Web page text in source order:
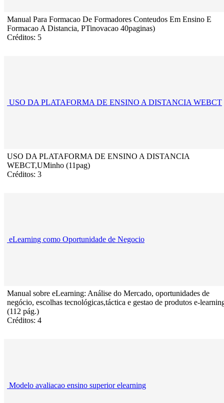
Manual Para Formacao De Formadores Conteudos Em Ensino E
Formacao A Distancia, PTinovacao 40paginas)
Créditos: 5
USO DA PLATAFORMA DE ENSINO A DISTANCIA WEBCT
USO DA PLATAFORMA DE ENSINO A DISTANCIA
WEBCT,UMinho (11pag)
Créditos: 3
eLearning como Oportunidade de Negocio
Manual sobre eLearning: Análise do Mercado, oportunidades de
negócio, escolhas tecnológicas,táctica e gestao de produtos e-
(112 pág.)
Créditos: 4
Modelo avaliacao ensino superior elearning